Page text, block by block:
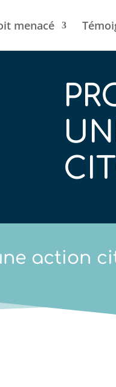
menacé
action